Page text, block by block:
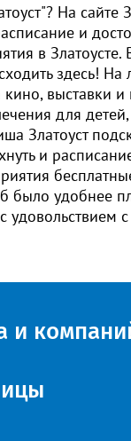
На сайте
и
в Златоусте.
здесь!
выставки
для
Златоуст
и
было удобнее
удовольствием
и